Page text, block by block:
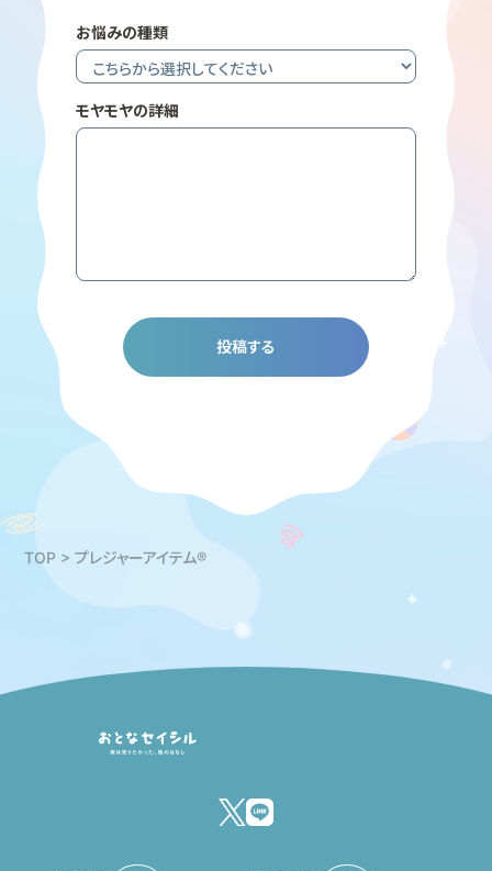
お悩みの種類
モヤモヤの詳細
TOP >プレジャーアイテム®